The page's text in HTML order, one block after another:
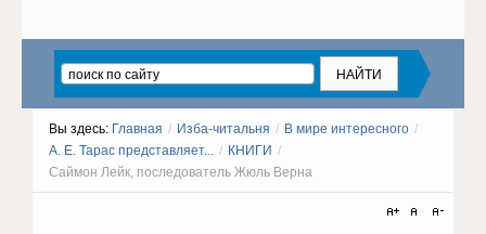
Вы здесь: Главная / Изба-читальня / В мире интересного /
А. Е. Тарас представляет... / КНИГИ /
Саймон Лейк, последователь Жюль Верна